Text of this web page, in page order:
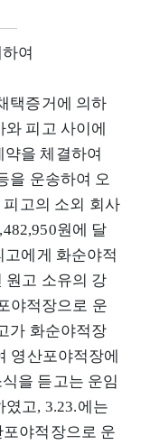
여
택증거에 의하
피고 사이에
약을 체결하여
을 운송하여 오
피고의 소외 회사
원에 달
고에게 화순야적
원고 소유의 강
야적장으로 운
가 화순야적장
영산포야적장에
을 듣고는 운임
고, 3.23.에는
야적장으로 운